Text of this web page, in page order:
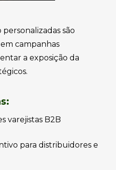
são
campanhas
a exposição da
varejistas B2B
para distribuidores e